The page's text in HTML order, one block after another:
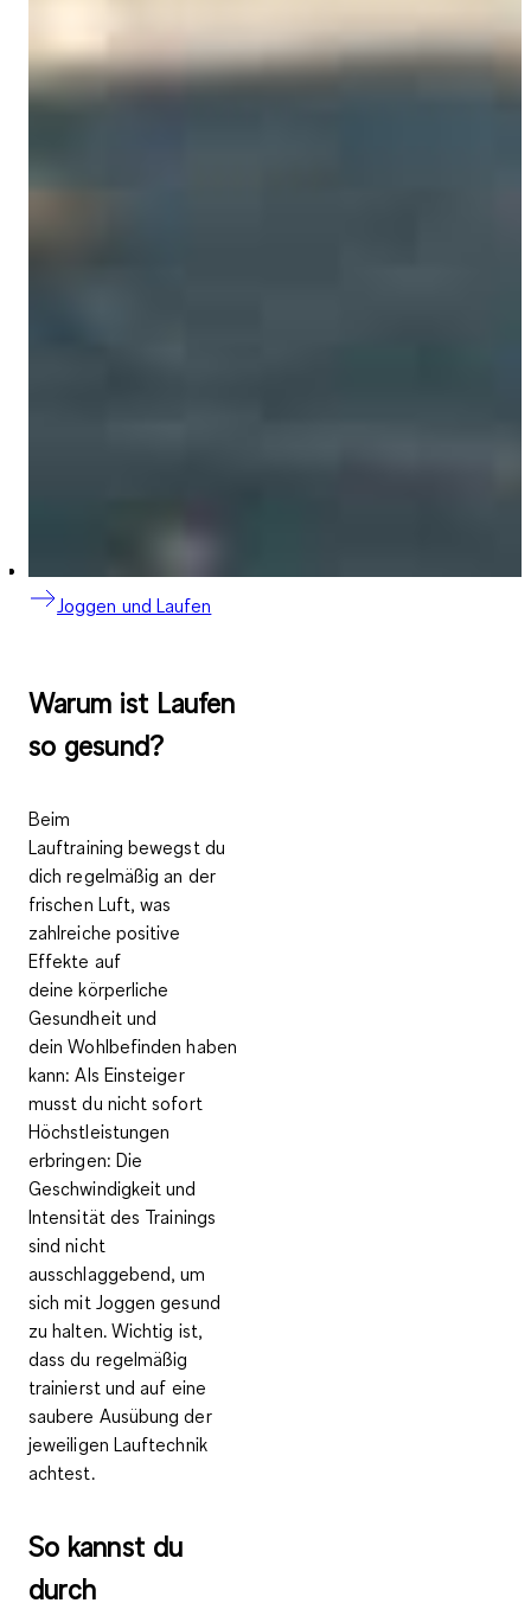
Joggen und Laufen
Warum ist Laufen
so gesund?
Beim
Lauftrainingbewegst du
dich regelmäßig an der
frischen Luft, was
zahlreiche positive
Effekte auf
deinekörperliche
Gesundheitund
deinWohlbefinden haben
kann: Als Einsteiger
musst du nicht sofort
Höchstleistungen
erbringen: Die
Geschwindigkeit und
Intensität des Trainings
sind nicht
ausschlaggebend, um
sich mit Joggen gesund
zu halten. Wichtig ist,
dass du regelmäßig
trainierst und auf eine
saubere Ausübung der
jeweiligen Lauftechnik
achtest.
So kannst du
durch